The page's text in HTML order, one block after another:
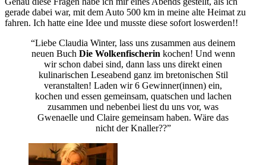
gerade dabei war, mit dem Auto 500 km in meine alte Heimat zu
fahren. Ich hatte eine Idee und musste diese sofort loswerden!!
“Liebe Claudia Winter, lass uns zusammen aus deinem
neuen Buch Die Wolkenfischerin kochen! Und wenn
wir schon dabei sind, dann lass uns direkt einen
kulinarischen Leseabend ganz im bretonischen Stil
veranstalten! Laden wir 6 Gewinner(innen) ein,
kochen und essen gemeinsam, quatschen und lachen
zusammen und nebenbei liest du uns vor, was
Gwenaelle und Claire gemeinsam haben. Wäre das
nicht der Knaller??”